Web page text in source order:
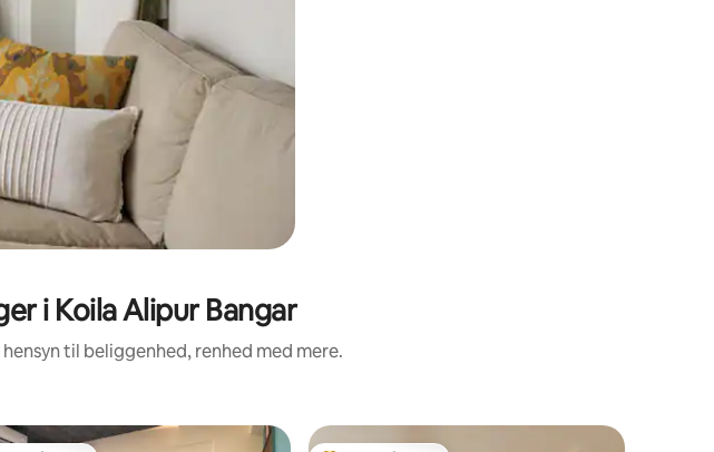
i Koila Alipur Bangar
til beliggenhed, renhed med mere.